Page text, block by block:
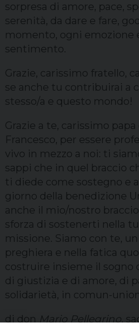
sorpresa di amore, pace,
serenità, da dare e fare,
momento, ogni emozione
sentimento.
Grazie, carissimo fratello,
se anche tu contribuirai a
stesso/a e questo mondo!
Grazie a te, carissimo
Francesco, per essere
vivo in mezzo a noi: ti
sappi che in quel braccio
ti diede come sostegno e
giorno della benedizione
anche il mio/nostro
sforza di sostenerti nella
missione. Siamo con te,
preghiera e nella fatica
costruire insieme il sogno
di giustizia e di amore, di
solidarietà, in comun-
di don Mario Pellegrino,